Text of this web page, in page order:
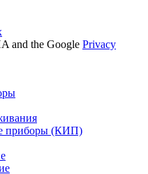
and the Google Privacy
приборы (КИП)